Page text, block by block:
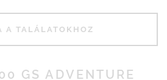
GS ADVENTURE